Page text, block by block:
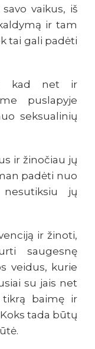
vaikus, iš
ir tam
tai gali padėti
kad net ir
puslapyje
seksualinių
ir žinočiau jų
padėti nuo
jų
ir žinoti,
saugesnę
veidus, kurie
su jais net
tikrą baimę ir
tada būtų